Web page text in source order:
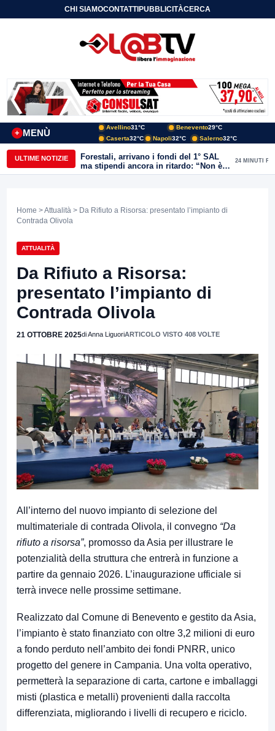
CHI SIAMOCONTATTIPUBBLICITÀCERCA
MENÙ
+
Avellino31°C Benevento29°C
Caserta32°C Napoli32°C Salerno32°C
ULTIME NOTIZIE
Forestali, arrivano i fondi del 1° SAL
ma stipendi ancora in ritardo: “Non è
più sostenibile”
24 MINUTI FA
Home >Attualità > Da Rifiuto a Risorsa: presentato l’impianto di
Contrada Olivola
ATTUALITÀ
Da Rifiuto a Risorsa:
presentato l’impianto di
Contrada Olivola
21 OTTOBRE 2025di Anna LiguoriARTICOLO VISTO 408 VOLTE
All’interno del nuovo impianto di selezione del
multimateriale di contrada Olivola, il convegno “Da
rifiuto a risorsa”, promosso da Asia per illustrare le
potenzialità della struttura che entrerà in funzione a
partire da gennaio 2026. L’inaugurazione ufficiale si
terrà invece nelle prossime settimane.
Realizzato dal Comune di Benevento e gestito da Asia,
l’impianto è stato finanziato con oltre 3,2 milioni di euro
a fondo perduto nell’ambito dei fondi PNRR, unico
progetto del genere in Campania. Una volta operativo,
permetterà la separazione di carta, cartone e imballaggi
misti (plastica e metalli) provenienti dalla raccolta
differenziata, migliorando i livelli di recupero e riciclo.